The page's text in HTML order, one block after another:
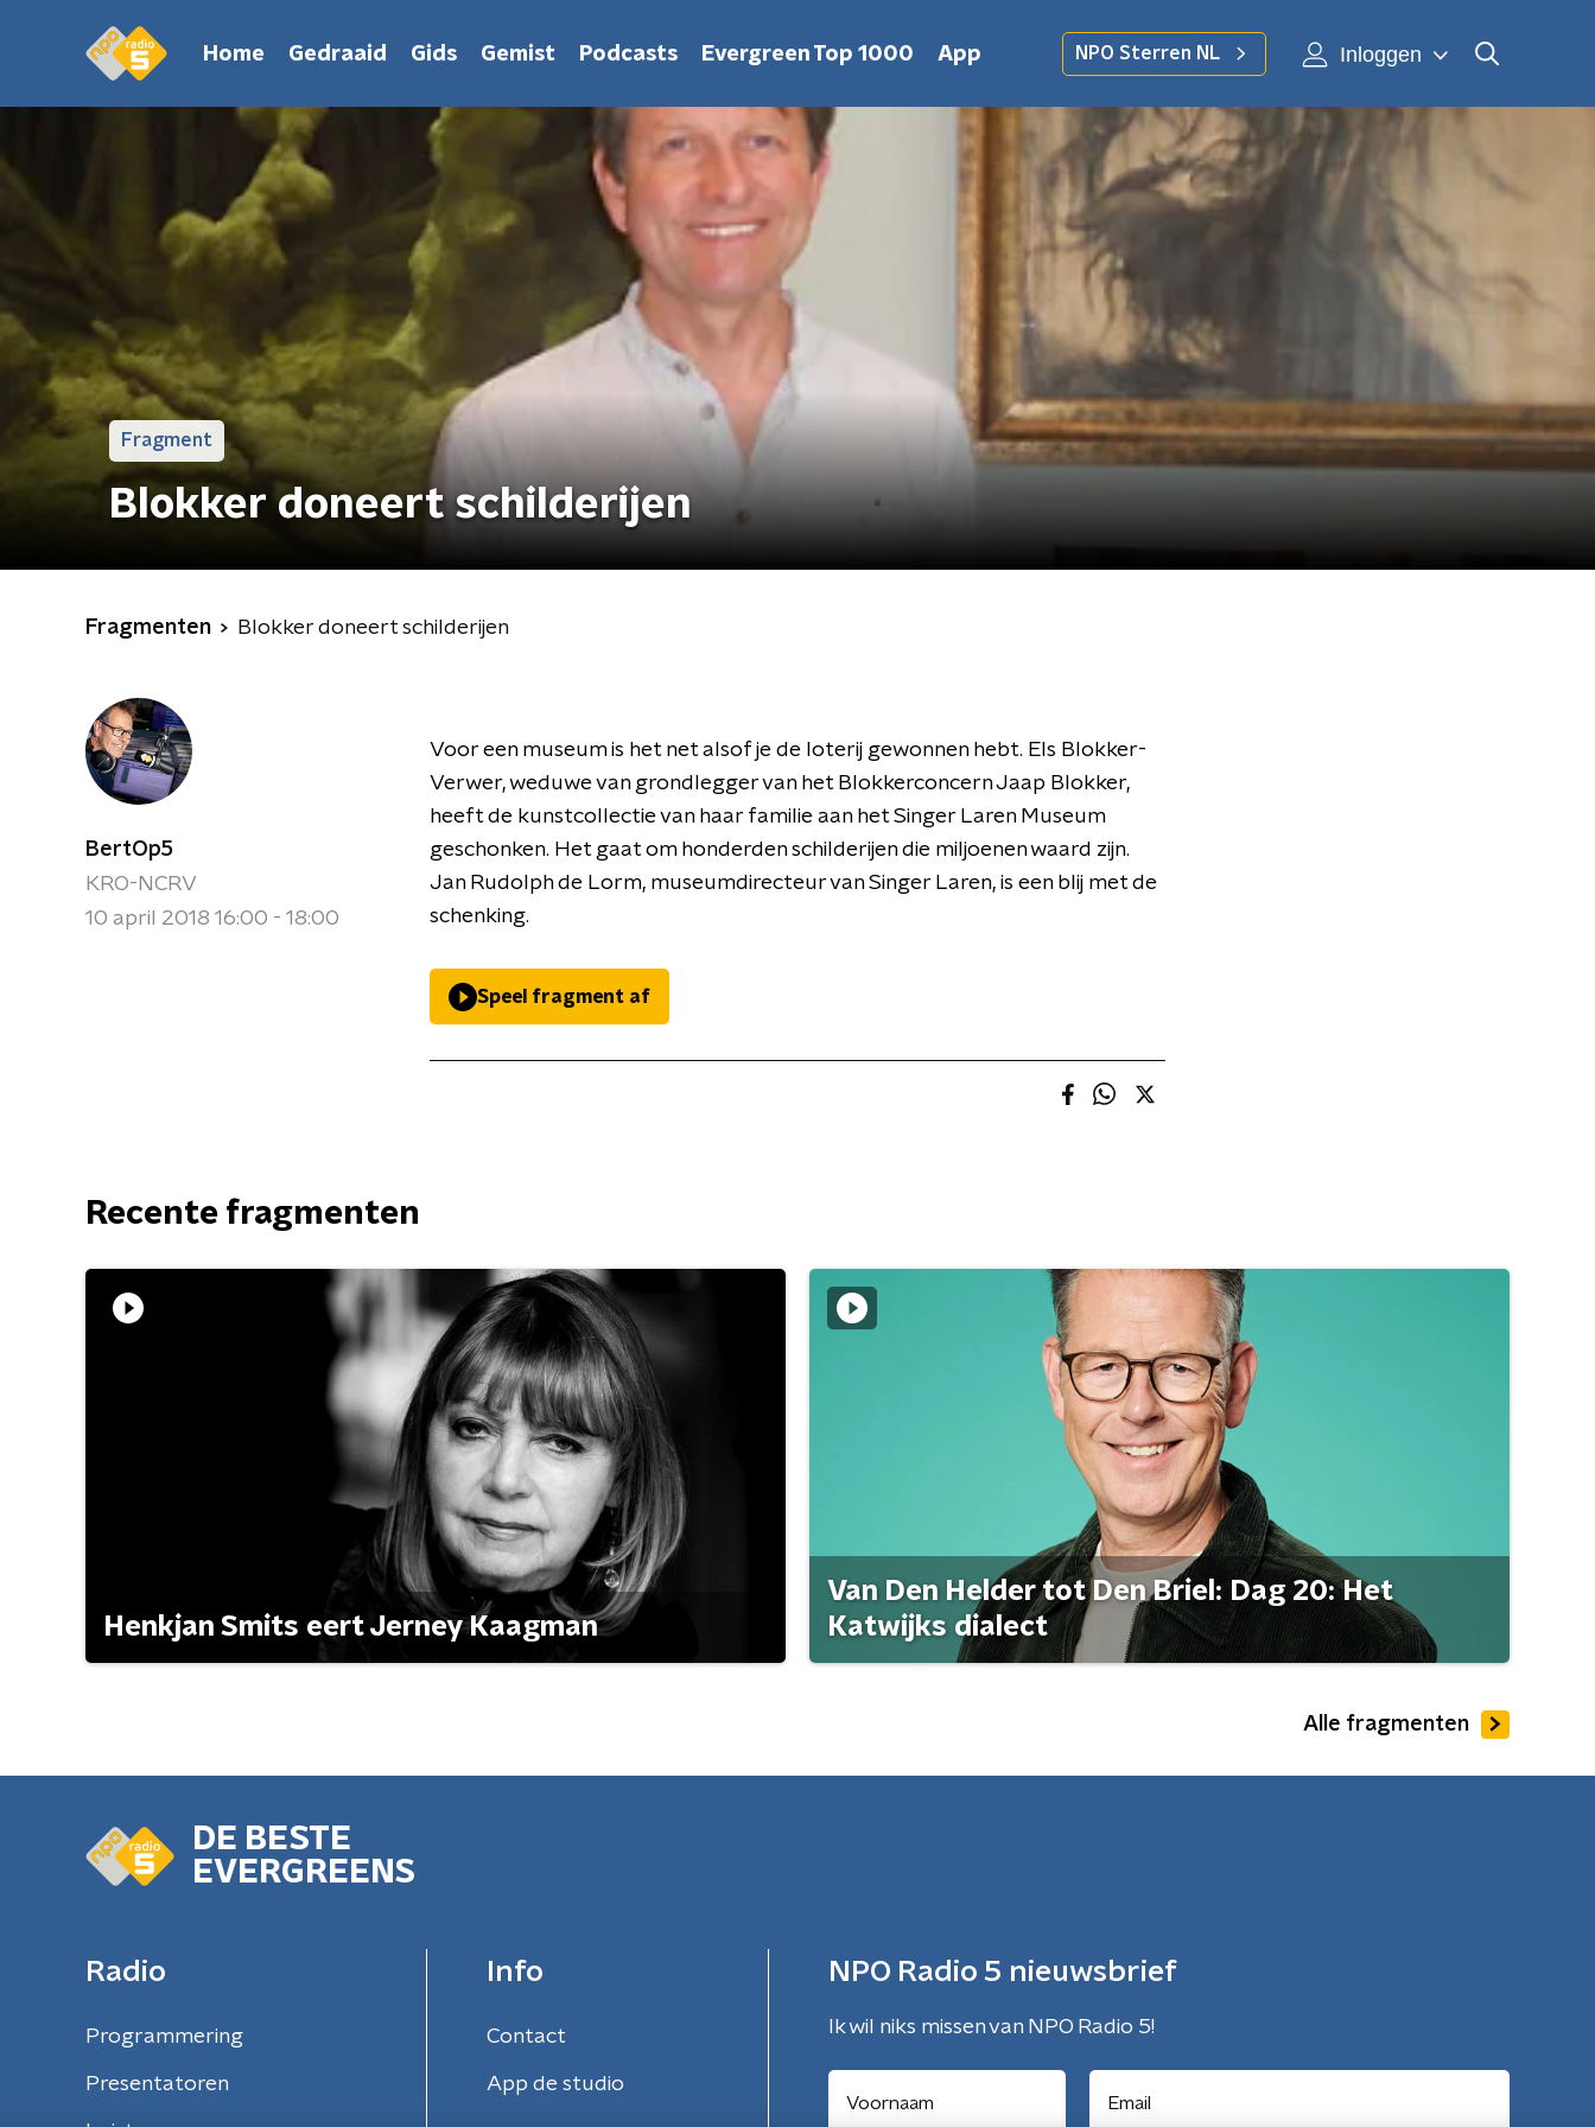
Home Gedraaid Gids Gemist Podcasts Evergreen Top 1000 App NPO Sterren NL Inloggen
Fragment
Blokker doneert schilderijen
Fragmenten Blokker doneert schilderijen
BertOp5
KRO-NCRV
10 april 2018 16:00 - 18:00
Voor een museum is het net alsof je de loterij gewonnen hebt. Els Blokker-
Verwer, weduwe van grondlegger van het Blokkerconcern Jaap Blokker,
heeft de kunstcollectie van haar familie aan het Singer Laren Museum
geschonken. Het gaat om honderden schilderijen die miljoenen waard zijn.
Jan Rudolph de Lorm, museumdirecteur van Singer Laren, is een blij met de
schenking.
Speel fragment af
Recente fragmenten
Henkjan Smits eert Jerney Kaagman
Van Den Helder tot Den Briel: Dag 20: Het
Katwijks dialect
Alle fragmenten
DE BESTE
EVERGREENS
Radio
Programmering
Presentatoren
Info
Contact
App de studio
NPO Radio 5 nieuwsbrief
Ik wil niks missen van NPO Radio 5!